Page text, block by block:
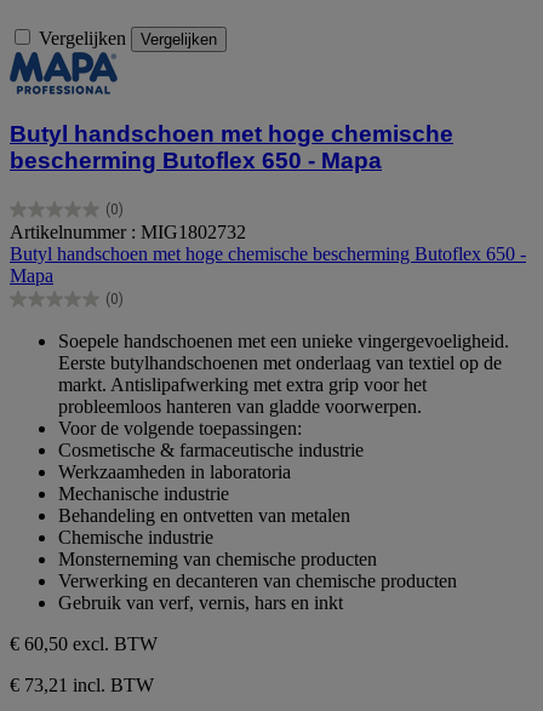
Vergelijken Vergelijken
Butyl handschoen met hoge chemische
bescherming Butoflex 650 - Mapa
(0)
0.0
van
de
5
sterren.
Artikelnummer : MIG1802732
Butyl handschoen met hoge chemische bescherming Butoflex 650 -
Mapa
(0)
0.0
sterren.
Soepele handschoenen met een unieke vingergevoeligheid.
Eerste butylhandschoenen met onderlaag van textiel op de
markt. Antislipafwerking met extra grip voor het
probleemloos hanteren van gladde voorwerpen.
Voor de volgende toepassingen:
Cosmetische & farmaceutische industrie
Werkzaamheden in laboratoria
Mechanische industrie
Behandeling en ontvetten van metalen
Chemische industrie
Monsterneming van chemische producten
Verwerking en decanteren van chemische producten
Gebruik van verf, vernis, hars en inkt
€ 60,50 excl. BTW
€ 73,21 incl. BTW